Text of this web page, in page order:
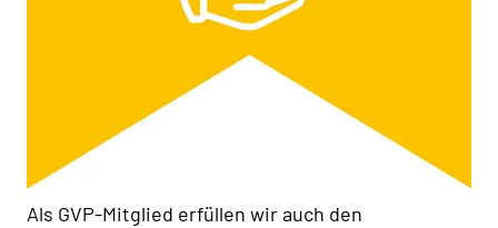
Als GVP-Mitglied erfüllen wir auch den